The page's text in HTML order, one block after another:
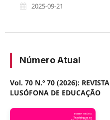
2025-09-21
Número Atual
Vol. 70 N.º 70 (2026): REVISTA
LUSÓFONA DE EDUCAÇÃO